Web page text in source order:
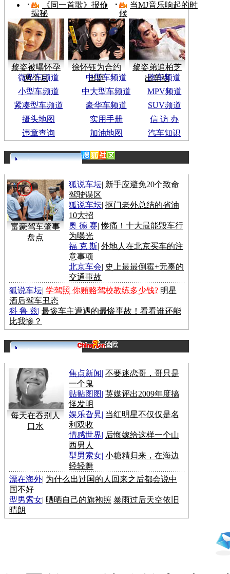
《同一首歌》报价
揭秘
当MJ音乐响起的时
候
黎姿被曝怀孕
两个月
徐怀钰为合约
出庭
黎姿弟追柏芝
出车祸
微型车频道 中型车频道
跑车频道
小型车频道
中大型车频道
MPV频道
紧凑型车频道
豪华车频道
SUV频道
摄头地图
实用手册
信 访 办
违章查询
加油地图 汽车知识
富豪驾车肇事
盘点
狐说车坛| 新手应避免20个致命
驾驶误区
狐说车坛| 抠门老外总结的省油
10大招
奥 德 赛|惨痛！十大最能毁车行
为曝光
福 克 斯| 外地人在北京买车的注
意事项
北京车会| 史上最最倒霉+无辜的
交通事故
狐说车坛| 学驾照 你贿赂驾校教练多少钱? 明星
酒后驾车丑态
科 鲁 兹| 最惨车主遭遇的最惨事故！看看谁还能
比我惨？
每天在吞别人
口水
焦点新闻| 不要迷恋哥，哥只是
一个鬼
贴贴图图| 英媒评出2009年度搞
怪发明
娱乐旮旯 | 当红明星不仅仅是名
利双收
情感世界| 后悔嫁给这样一个山
西男人
型男索女| 小糖精归来，在海边
轻轻舞
漂在海外| 为什么出过国的人回来之后都会说中
国不好
型男索女| 晒晒自己的旗袍照 暴雨过后天空依旧
晴朗